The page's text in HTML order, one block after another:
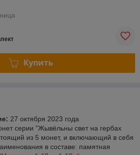
Купить
27 октября 2023 года
серии "Жывёльны свет на гербах
из 5 монет, и включающий в себя
в составе: памятная